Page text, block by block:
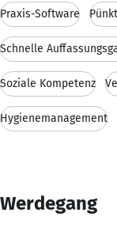
Praxis-Software
Schnelle
Soziale Kompetenz
Hygienemanagement
Werdegang